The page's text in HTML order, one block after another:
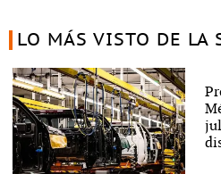
LO MÁS VISTO DE LA